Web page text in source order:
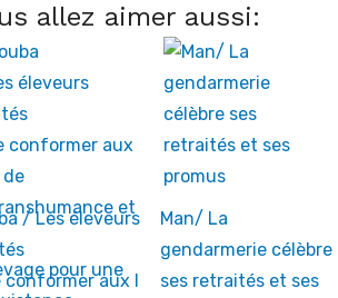
allez aimer aussi:
/ Les éleveurs
conformer aux l
Man/ La
gendarmerie célèbre
ses retraités et ses